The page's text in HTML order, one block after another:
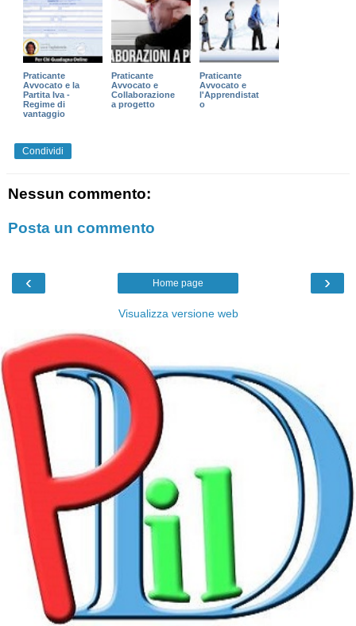
Praticante
Avvocato e la
Partita Iva -
Regime di
vantaggio
Praticante
Avvocato e
Collaborazione
a progetto
Praticante
Avvocato e
l'Apprendistat
o
Condividi
Nessun commento:
Posta un commento
‹ ›
Home page
Visualizza versione web